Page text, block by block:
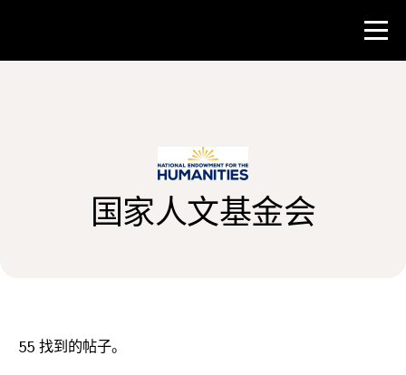
新闻与事件国家人文基金会
55 找到的帖子。